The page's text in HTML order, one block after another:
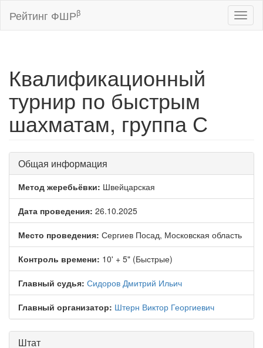
Рейтинг ФШРβ
Квалификационный
турнир по быстрым
шахматам, группа С
Общая информация
Метод жеребьёвки: Швейцарская
Дата проведения: 26.10.2025
Место проведения: Сергиев Посад, Московская область
Контроль времени: 10' + 5" (Быстрые)
Главный судья: Сидоров Дмитрий Ильич
Главный организатор: Штерн Виктор Георгиевич
Штат